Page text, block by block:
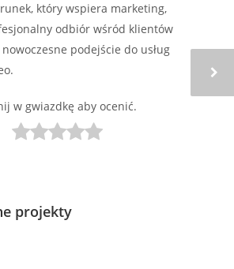
który wspiera marketing,
odbiór wśród klientów
podejście do usług
w gwiazdkę aby ocenić.
projekty